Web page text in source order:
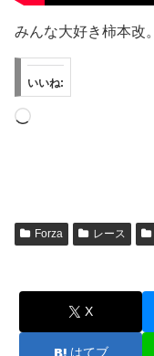
みんな大好き柿本改。
いいね:
読
Forza レース
X
はてブ